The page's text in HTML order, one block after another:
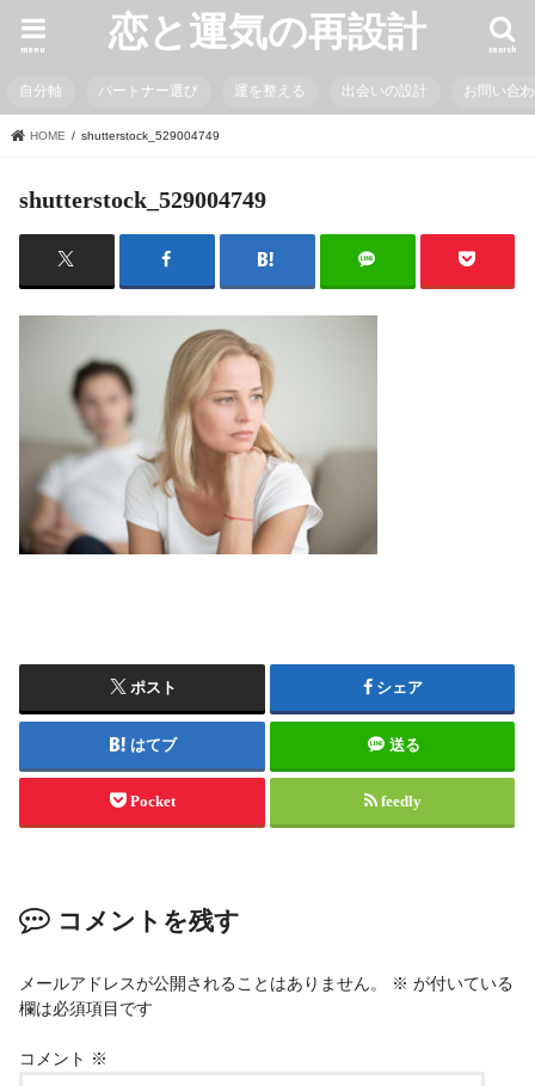
恋と運気の再設計 search
menu
自分軸 パートナー選び 運を整える 出会いの設計 お問い合
HOME shutterstock_529004749
shutterstock_529004749
ポスト シェア
はてブ 送る
Pocket feedly
コメントを残す
メールアドレスが公開されることはありません。 ※ が付いている
欄は必須項目です
コメント ※